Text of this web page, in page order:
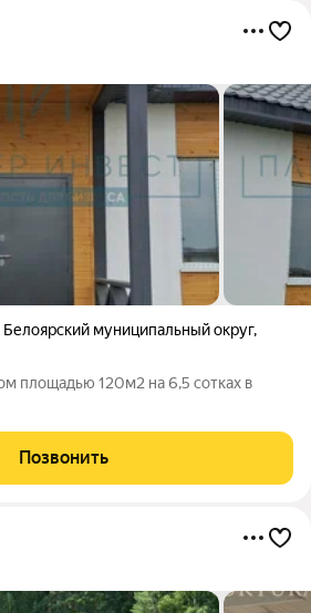
Белоярский муниципальный округ,
площадью 120м2 на 6,5 сотках в
Позвонить